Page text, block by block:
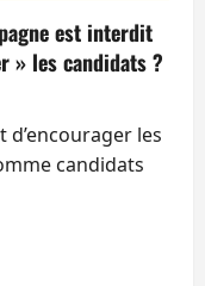
est interdit
» les candidats ?
les
candidats